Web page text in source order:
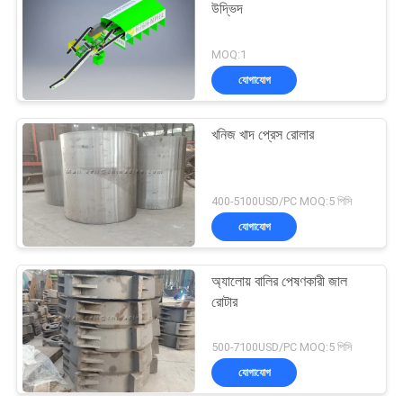
উদ্ভিদ
MOQ:1
যোগাযোগ
খনিজ খাদ প্রেস রোলার
400-5100USD/PC MOQ:5 পিসি
যোগাযোগ
অ্যালোয় বালির পেষণকারী জাল
রোটার
500-7100USD/PC MOQ:5 পিসি
যোগাযোগ